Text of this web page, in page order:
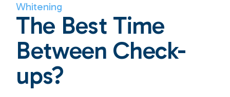
Whitening
The Best Time
Between Check-
ups?